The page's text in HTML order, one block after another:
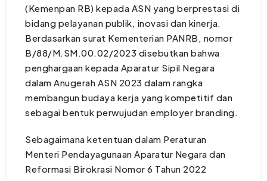
(Kemenpan RB) kepada ASN yang berprestasi di
bidang pelayanan publik, inovasi dan kinerja.
Berdasarkan surat Kementerian PANRB, nomor
B/88/M.SM.00.02/2023 disebutkan bahwa
penghargaan kepada Aparatur Sipil Negara
dalam Anugerah ASN 2023 dalam rangka
membangun budaya kerja yang kompetitif dan
sebagai bentuk perwujudan employer branding.
Sebagaimana ketentuan dalam Peraturan
Menteri Pendayagunaan Aparatur Negara dan
Reformasi Birokrasi Nomor 6 Tahun 2022